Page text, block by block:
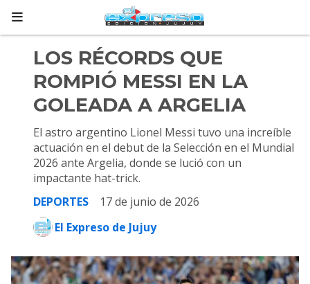
LOS RÉCORDS QUE
ROMPIÓ MESSI EN LA
GOLEADA A ARGELIA
El astro argentino Lionel Messi tuvo una increíble
actuación en el debut de la Selección en el Mundial
2026 ante Argelia, donde se lució con un
impactante hat-trick.
DEPORTES
17 de junio de 2026
El Expreso de Jujuy